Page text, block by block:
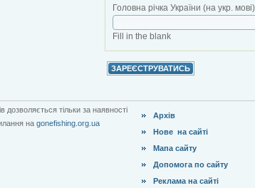
Головна річка України (на укр.
Fill in the blank
дозволяється тільки за наявності
на gonefishing.org.ua
Архів
Нове на сайті
Мапа сайту
Допомога по сайту
Реклама на сайті